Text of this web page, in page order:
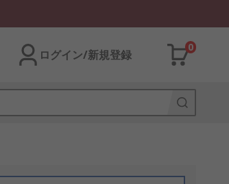
ログイン/新規登録
0